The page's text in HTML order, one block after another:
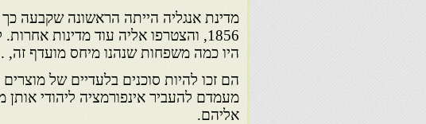
מדינת אנגליה הייתה הראשונה שקבעה
1856, והצטרפו אליה עוד מדינות
היו כמה משפחות שנהנו מיחס מועדף זה, .
הם זכו להיות סוכנים בלעדיים של
מעמדם להעביר אינפורמציה ליהודי
אליהם.